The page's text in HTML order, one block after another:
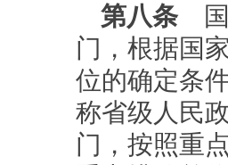
第八条 国
门，根据国
位的确定条
称省级人民
门，按照重